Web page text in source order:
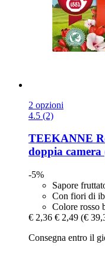
2 opzioni
4.5 (2)
TEEKANNE
doppia camera
-5%
Sapore
Con fiori di
Colore rosso
€ 2,36 € 2,49 (€
Consegna entro il